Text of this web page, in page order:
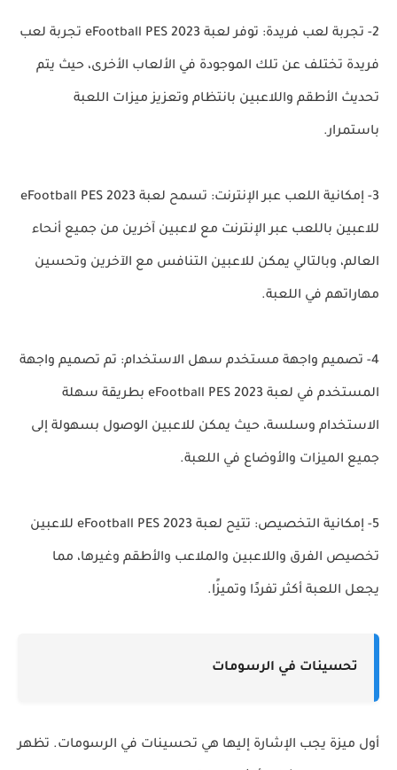
2- تجربة لعب فريدة: توفر لعبة eFootball PES 2023 تجربة لعب
فريدة تختلف عن تلك الموجودة في الألعاب الأخرى، حيث يتم
تحديث الأطقم واللاعبين بانتظام وتعزيز ميزات اللعبة
باستمرار.
3- إمكانية اللعب عبر الإنترنت: تسمح لعبة eFootball PES 2023
للاعبين باللعب عبر الإنترنت مع لاعبين آخرين من جميع أنحاء
العالم، وبالتالي يمكن للاعبين التنافس مع الآخرين وتحسين
مهاراتهم في اللعبة.
4- تصميم واجهة مستخدم سهل الاستخدام: تم تصميم واجهة
المستخدم في لعبة eFootball PES 2023 بطريقة سهلة
الاستخدام وسلسة، حيث يمكن للاعبين الوصول بسهولة إلى
جميع الميزات والأوضاع في اللعبة.
5- إمكانية التخصيص: تتيح لعبة eFootball PES 2023 للاعبين
تخصيص الفرق واللاعبين والملاعب والأطقم وغيرها، مما
يجعل اللعبة أكثر تفردًا وتميزًا.
تحسينات في الرسومات
أول ميزة يجب الإشارة إليها هي تحسينات في الرسومات. تظهر